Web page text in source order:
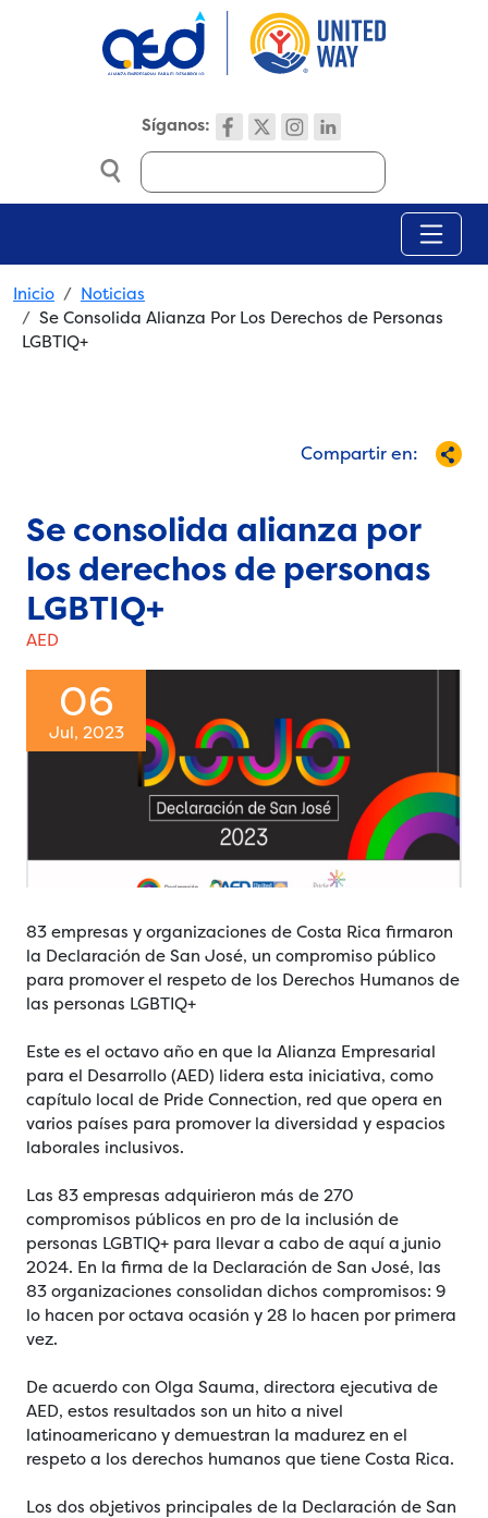
Síganos:
Search
Breadcrumb
Inicio
Noticias
Se Consolida Alianza Por Los Derechos de Personas
LGBTIQ+
Compartir en:
Se consolida alianza por
los derechos de personas
LGBTIQ+
AED
06
Jul, 2023
83 empresas y organizaciones de Costa Rica firmaron
la Declaración de San José, un compromiso público
para promover el respeto de los Derechos Humanos de
las personas LGBTIQ+
Este es el octavo año en que la Alianza Empresarial
para el Desarrollo (AED) lidera esta iniciativa, como
capítulo local de Pride Connection, red que opera en
varios países para promover la diversidad y espacios
laborales inclusivos.
Las 83 empresas adquirieron más de 270
compromisos públicos en pro de la inclusión de
personas LGBTIQ+ para llevar a cabo de aquí a junio
2024. En la firma de la Declaración de San José, las
83 organizaciones consolidan dichos compromisos: 9
lo hacen por octava ocasión y 28 lo hacen por primera
vez.
De acuerdo con Olga Sauma, directora ejecutiva de
AED, estos resultados son un hito a nivel
latinoamericano y demuestran la madurez en el
respeto a los derechos humanos que tiene Costa Rica.
Los dos objetivos principales de la Declaración de San